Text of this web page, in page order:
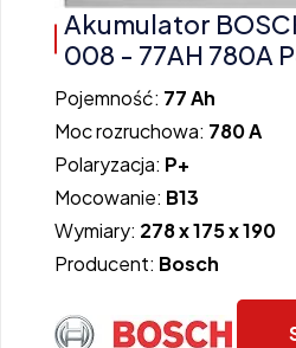
Akumulator
008 - 77AH 780A
Pojemność: 77 Ah
Moc rozruchowa: 780 A
Polaryzacja: P+
Mocowanie: B13
Wymiary: 278 x 175 x 190
Producent: Bosch